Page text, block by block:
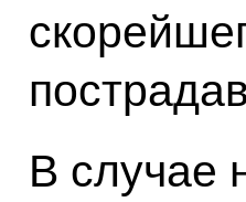
В случае